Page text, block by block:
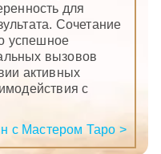
для
Сочетание
успешное
вызовов
активных
с
с Мастером Таро >